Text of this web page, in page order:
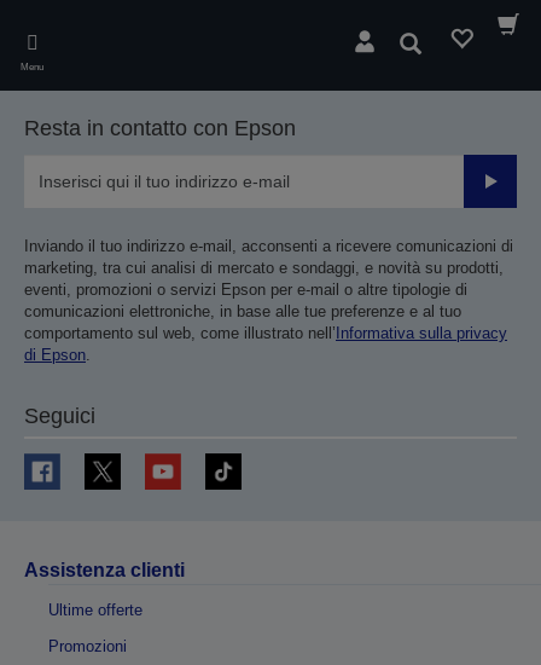
main
content
Menu
Cerca
Resta in contatto con Epson
Invia
Inviando il tuo indirizzo e-mail, acconsenti a ricevere comunicazioni di
marketing, tra cui analisi di mercato e sondaggi, e novità su prodotti,
eventi, promozioni o servizi Epson per e-mail o altre tipologie di
comunicazioni elettroniche, in base alle tue preferenze e al tuo
comportamento sul web, come illustrato nell’ Informativa sulla privacy
di Epson.
Seguici
Assistenza clienti
Ultime offerte
Promozioni